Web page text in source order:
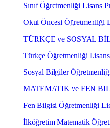
Sınıf Öğretmenliği Lisans
Okul Öncesi Öğretmenliği
TÜRKÇE ve SOSYAL
Türkçe Öğretmenliği Lisans
Sosyal Bilgiler
MATEMATİK ve FEN
Fen Bilgisi Öğretmenliği
İlköğretim Matematik